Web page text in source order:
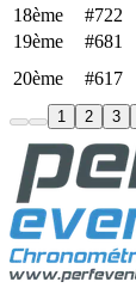
18ème #722
19ème
#681
20ème
#617
1 2 3